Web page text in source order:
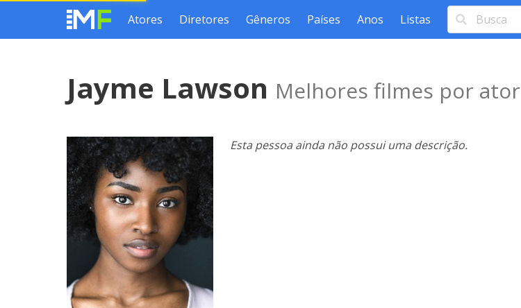
Atores Diretores Gêneros Países Anos Listas
Jayme Lawson Melhores filmes por ator
Esta pessoa ainda não possui uma descrição.